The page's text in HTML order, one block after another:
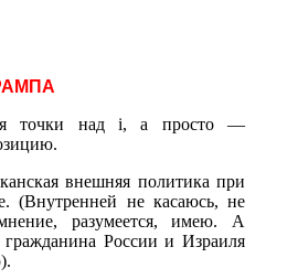
точки над i, а просто —
внешняя политика при
(Внутренней не касаюсь, не
разумеется, имею. А
России и Израиля